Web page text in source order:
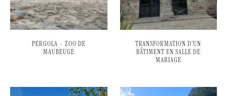
PERGOLA – ZOO DE
MAUBEUGE
TRANSFORMATION D’UN
BÂTIMENT EN SALLE DE
MARIAGE